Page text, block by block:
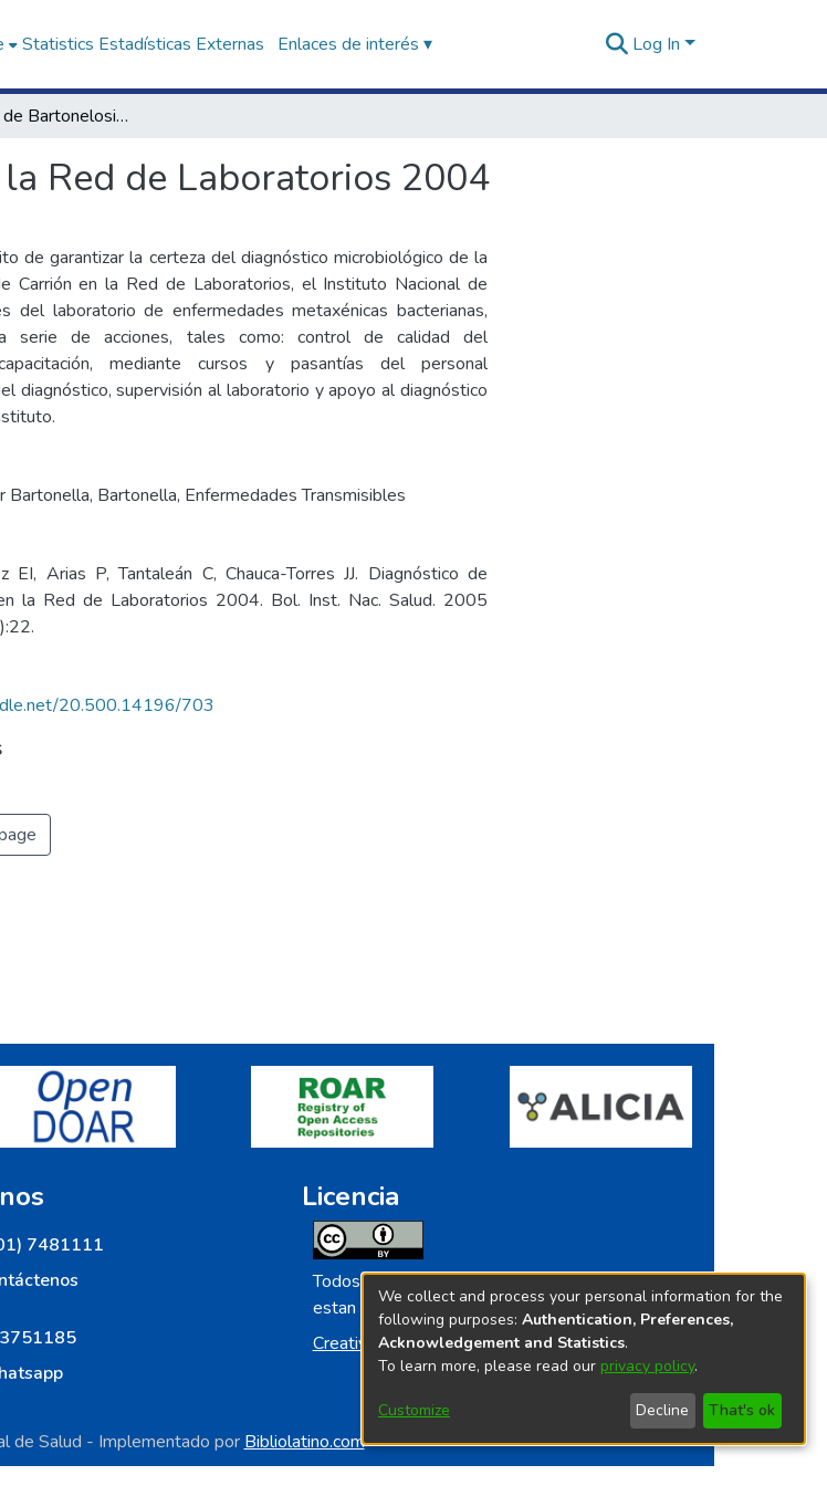
Statistics Estadísticas Externas Enlaces de interés ▾ Log In
Diagnóstico de Bartonelosis en la Red de Laboratorios 2004
Red de Laboratorios 2004
de garantizar la certeza del diagnóstico microbiológico de la
Carrión en la Red de Laboratorios, el Instituto Nacional de
del laboratorio de enfermedades metaxénicas bacterianas,
serie de acciones, tales como: control de calidad del
mediante cursos y pasantías del personal
diagnóstico, supervisión al laboratorio y apoyo al diagnóstico
Bartonella, Bartonella, Enfermedades Transmisibles
EI, Arias P, Tantaleán C, Chauca-Torres JJ. Diagnóstico de
la Red de Laboratorios 2004. Bol. Inst. Nac. Salud. 2005
20.500.14196/703
7481111
Licencia
Todos los contenidos de repositorio.ins.gob.pe
estan licenciados bajo
Creative Commoms License
de Salud - Implementado por Bibliolatino.com
We collect and process your personal information for the
following purposes: Authentication, Preferences,
Acknowledgement and Statistics.
To learn more, please read our privacy policy.
Customize Decline That's ok